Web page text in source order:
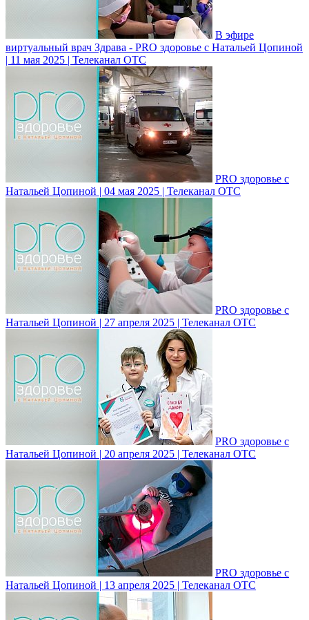
В эфире
виртуальный врач Здрава - PRO здоровье с Натальей Цопиной
| 11 мая 2025 | Телеканал ОТС
PRO здоровье с
Натальей Цопиной | 04 мая 2025 | Телеканал ОТС
PRO здоровье с
Натальей Цопиной | 27 апреля 2025 | Телеканал ОТС
PRO здоровье с
Натальей Цопиной | 20 апреля 2025 | Телеканал ОТС
PRO здоровье с
Натальей Цопиной | 13 апреля 2025 | Телеканал ОТС